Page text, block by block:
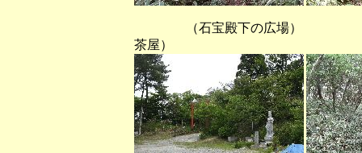
（石宝殿下の広場）
茶屋）